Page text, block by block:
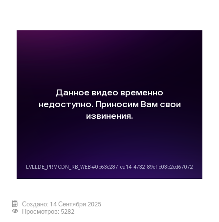
Создано: 14 Сентября 2025
Просмотров: 5282